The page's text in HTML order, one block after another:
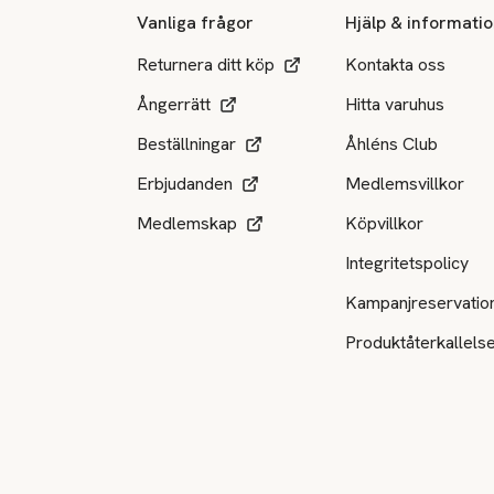
Vanliga frågor
Returnera ditt köp
Ångerrätt
Beställningar
Erbjudanden
Medlemskap
Hjälp &
Kontakta oss
Hitta varuhus
Åhléns Club
Medlemsvillkor
Köpvillkor
Integritetspolicy
Produktåterkallelse